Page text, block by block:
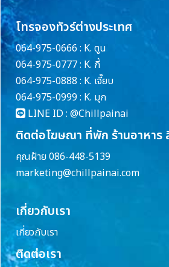
โทรจองทัวร์ต่างประเทศ
064-975-0666 : K. ตูน
064-975-0777 : K. กี้
064-975-0888 : K. เจี๊ยบ
064-975-0999 : K. มุก
LINE ID : @Chillpainai
ติดต่อโฆษณา ที่พัก ร้านอาหาร
คุณฝ้าย 086-448-5139
marketing@chillpainai.com
เกี่ยวกับเรา
เกี่ยวกับเรา
ติดต่อเรา